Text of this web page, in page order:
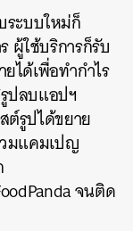
ระบบใหม่ก็
ผู้ใช้บริการก็รับ
ได้เพื่อทำกำไร
รูปลบแอปฯ
ต์รูปได้ขยาย
มแคมเปญ
จนติด